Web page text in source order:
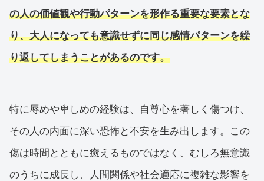
の人の価値観や行動パターンを形作る重要な要素とな
り、大人になっても意識せずに同じ感情パターンを繰
り返してしまうことがあるのです。
特に辱めや卑しめの経験は、自尊心を著しく傷つけ、
その人の内面に深い恐怖と不安を生み出します。この
傷は時間とともに癒えるものではなく、むしろ無意識
のうちに成長し、人間関係や社会適応に複雑な影響を